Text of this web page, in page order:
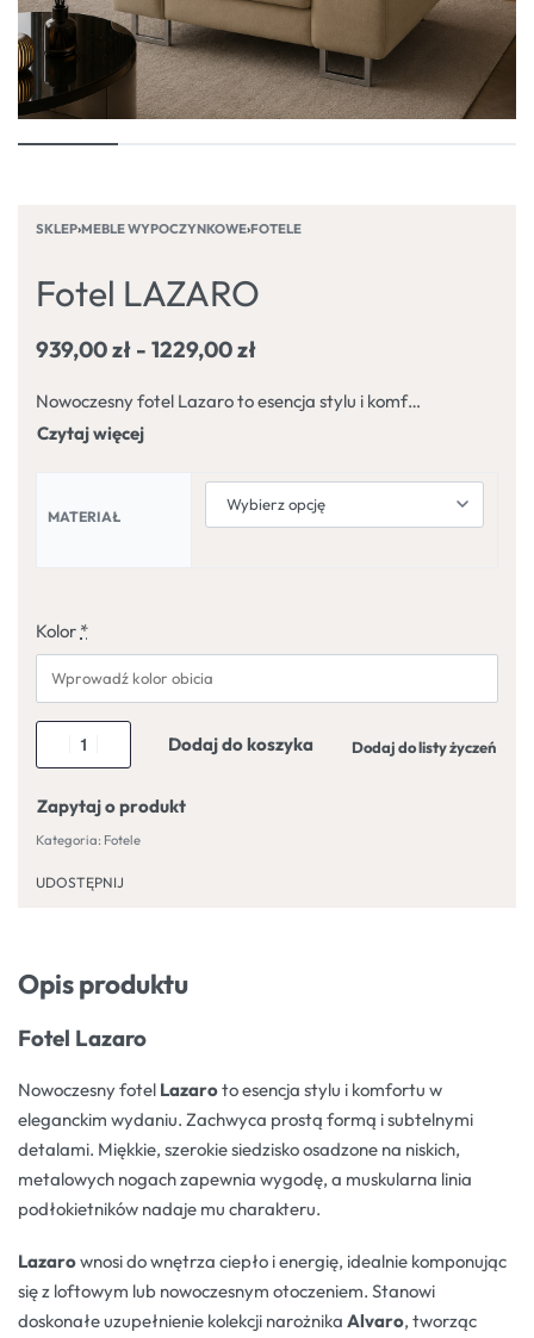
SKLEP›MEBLE WYPOCZYNKOWE›FOTELE
Fotel LAZARO
939,00zł 1229,00zł
Nowoczesny fotel Lazaro to esencja stylu i komfortu w eleganckim wydaniu. Zachwyca prostą formą i subtelnymi detalami. Miękkie, szerokie siedzisko osadzone na niskich, metalowych nogach zapewnia wygodę, a muskularna linia podłokietników nadaje mu charakteru.
MATERIAŁ
Kolor *
Dodaj do koszyka Dodaj do listy życzeń
Zapytaj o produkt
Kategoria: Fotele
UDOSTĘPNIJ
Opis produktu
Fotel Lazaro
Nowoczesny fotel Lazaroto esencja stylu i komfortu w
eleganckim wydaniu. Zachwyca prostą formą i subtelnymi
detalami. Miękkie, szerokie siedzisko osadzone na niskich,
metalowych nogach zapewnia wygodę, a muskularna linia
podłokietników nadaje mu charakteru.
Lazarownosi do wnętrza ciepło i energię, idealnie komponując
się z loftowym lub nowoczesnym otoczeniem. Stanowi
doskonałe uzupełnienie kolekcji narożnika Alvaro, tworząc